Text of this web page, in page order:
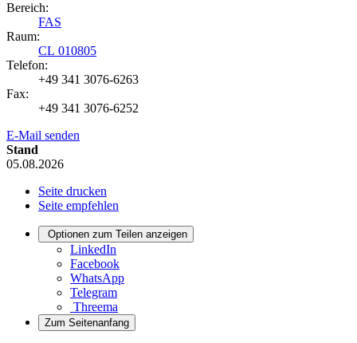
Bereich:
FAS
Raum:
CL 010805
Telefon:
+49 341 3076-6263
Fax:
+49 341 3076-6252
E-Mail senden
Stand
05.08.2026
Seite drucken
Seite empfehlen
Optionen zum Teilen anzeigen
LinkedIn
Facebook
WhatsApp
Telegram
Threema
Zum Seitenanfang